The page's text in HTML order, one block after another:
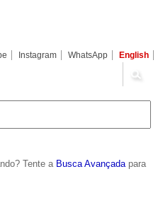
Instagram WhatsApp English
Tente a Busca Avançada para